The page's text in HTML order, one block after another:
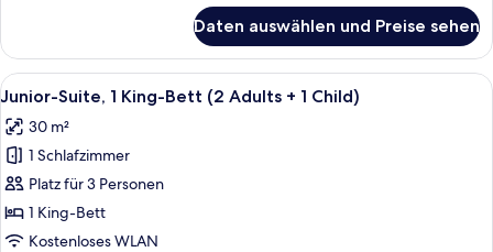
Suite,
1 King-
Bett
Daten auswählen und Preise sehen
Alle
Fotos
für
Junior-
Suite,
1 King-
Bett
Ein modernes Hotelzimmer mit einer
4
Junior-Suite, 1 King-Bett (2 Adults + 1 Child)
30 m²
1 Schlafzimmer
Platz für 3 Personen
1 King-Bett
Kostenloses WLAN